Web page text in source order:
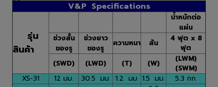
V&P Specifications
รุ่น
สินค้า
น้ำหนักต่อ
แผ่น
ช่วงสั้น
ของรู
ช่วงยาว
ของรู
ความหนา สัน
4 ฟุต x 8
ฟุต
(SWD)
(LWD) (T) (W)
(LWM)
(SWM)
XS-31
12 มม. 30.5 มม. 1.2 มม. 1.5 มม.
5.3 กก.